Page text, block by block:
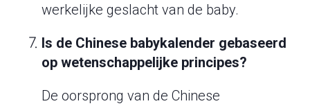
werkelijke geslacht van de baby.
Is de Chinese babykalender gebaseerd
op wetenschappelijke principes?
De oorsprong van de Chinese